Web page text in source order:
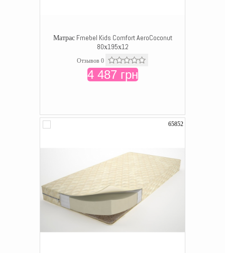
Матрас Fmebel Kids Comfort AeroCoconut
80х195х12
Отзывов 0
4 487 грн
65852